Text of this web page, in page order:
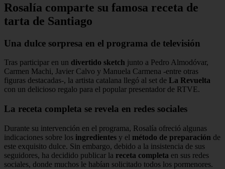
Rosalía comparte su famosa receta de
tarta de Santiago
Una dulce sorpresa en el programa de televisión
Tras participar en un divertido sketch junto a Pedro Almodóvar,
Carmen Machi, Javier Calvo y Manuela Carmena -entre otras
figuras destacadas-, la artista catalana llegó al set de La Revuelta
con un delicioso regalo para el popular presentador de RTVE.
La receta completa se revela en redes sociales
Durante su intervención en el programa, Rosalía ofreció algunas
indicaciones sobre los ingredientes y el método de preparación de
este exquisito dulce. Sin embargo, debido a la insistencia de sus
seguidores, ha decidido publicar la receta completa en sus redes
sociales, donde muchos le habían solicitado todos los pormenores.